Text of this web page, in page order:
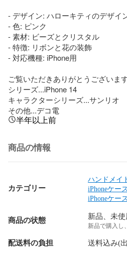
- デザイン: ハローキティのデザイ
- 色: ピンク
- 素材: ビーズとクリスタル
- 特徴: リボンと花の装飾
- 対応機種: iPhone用
ご覧いただきありがとうございます
シリーズ...iPhone 14
キャラクターシリーズ...サンリオ
その他...デコ電
半年以上前
商品の情報
カテゴリー
ハンドメイ
iPhoneケー
iPhoneケー
商品の状態 新品、未使
新品で購入し
配送料の負担 送料込み(